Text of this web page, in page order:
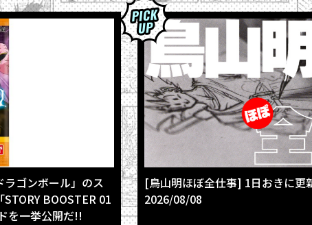
ラゴンボール」のス
BOOSTER 01
を一挙公開だ!!
[鳥山明ほぼ全仕事] 1日おきに
2026/08/08